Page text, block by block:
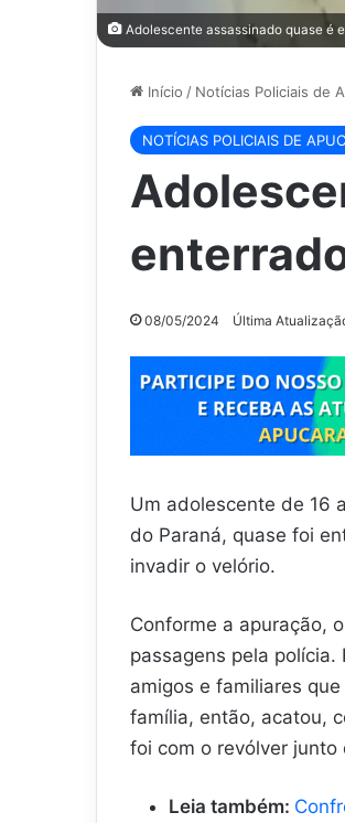
Adolescente assassinado quase é
Início / Notícias Policiais de
NOTÍCIAS POLICIAIS DE
08/05/2024 Última
Um adolescente de 16
do Paraná, quase foi
invadir o velório.
Conforme a apuração,
passagens pela
amigos e familiares
família, então, acatou,
foi com o revólver junto
Leia também: